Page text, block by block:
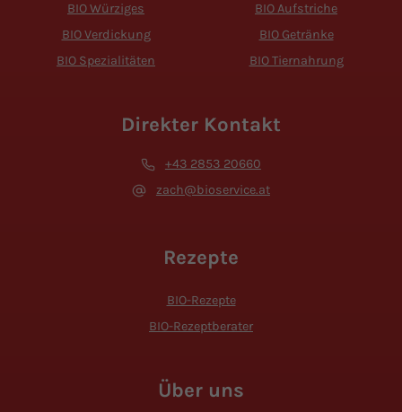
BIO Würziges
BIO Verdickung
BIO Spezialitäten
BIO Aufstriche
BIO Getränke
BIO Tiernahrung
Direkter Kontakt
+43 2853 20660
zach@bioservice.at
Rezepte
BIO-Rezepte
BIO-Rezeptberater
Über uns